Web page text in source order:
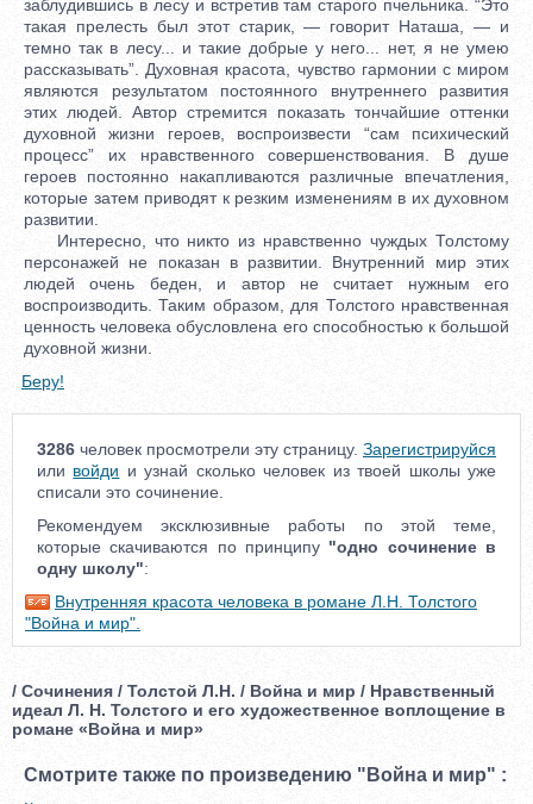
заблудившись в лесу и встретив там старого пчельника. “Это
такая прелесть был этот старик, — говорит Наташа, — и
темно так в лесу... и такие добрые у него... нет, я не умею
рассказывать”. Духовная красота, чувство гармонии с миром
являются результатом постоянного внутреннего развития
этих людей. Автор стремится показать тончайшие оттенки
духовной жизни героев, воспроизвести “сам психический
процесс” их нравственного совершенствования. В душе
героев постоянно накапливаются различные впечатления,
которые затем приводят к резким изменениям в их духовном
развитии.
Интересно, что никто из нравственно чуждых Толстому
персонажей не показан в развитии. Внутренний мир этих
людей очень беден, и автор не считает нужным его
воспроизводить. Таким образом, для Толстого нравственная
ценность человека обусловлена его способностью к большой
духовной жизни.
Беру!
3286 человек просмотрели эту страницу. Зарегистрируйся
или войди и узнай сколько человек из твоей школы уже
списали это сочинение.
Рекомендуем эксклюзивные работы по этой теме,
которые скачиваются по принципу "одно сочинение в
одну школу":
Внутренняя красота человека в романе Л.Н. Толстого
"Война и мир".
/ Сочинения / Толстой Л.Н. / Война и мир / Нравственный
идеал Л. Н. Толстого и его художественное воплощение в
романе «Война и мир»
Смотрите также по произведению "Война и мир" :